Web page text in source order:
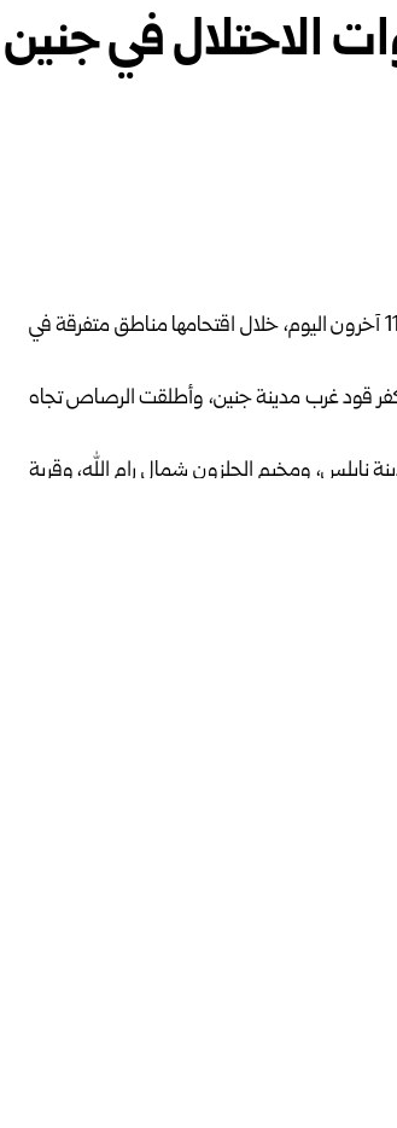
ارتقى 3 فلسطينيين برصاص قوات الاحتلال الإسرائيلي في جنين، واعتقل 11 آخرون اليوم، خلال اقتحامها مناطق متفرقة في
كفر قود غرب مدينة جنين، وأطلقت الرصاص تجاه
نابلس، ومخيم الجلزون شمال رام الله، وقرية